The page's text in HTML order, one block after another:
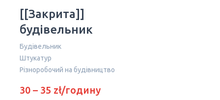
[[Закрита]]
будівельник
Будівельник
Штукатур
Різноробочий на будівництво
30 – 35 zł/годину